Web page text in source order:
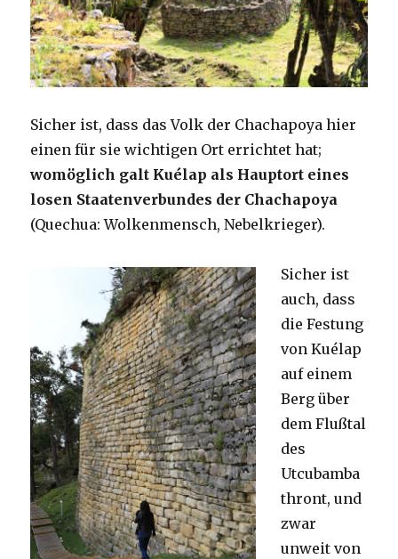
Sicher ist, dass das Volk der Chachapoya hier
einen für sie wichtigen Ort errichtet hat;
womöglich galt Kuélap als Hauptort eines
losen Staatenverbundes der Chachapoya
(Quechua: Wolkenmensch, Nebelkrieger).
Sicher ist
auch, dass
die Festung
von Kuélap
auf einem
Berg über
dem Flußtal
des
Utcubamba
thront, und
zwar
unweit von